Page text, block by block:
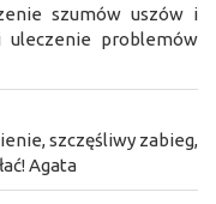
szumów uszów i
uleczenie problemów
szczęśliwy zabieg,
Agata